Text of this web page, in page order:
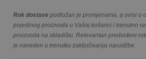
Rok dostave podložan je promjenama, a ovisi o
pojedinog proizvoda u Vašoj košarici i trenutno
proizvoda na skladištu. Relevantan predviđeni
je naveden u trenutku zaključivanja narudžbe.